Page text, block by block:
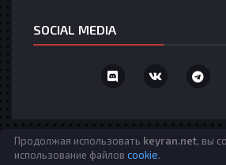
SOCIAL MEDIA
Язык Политика